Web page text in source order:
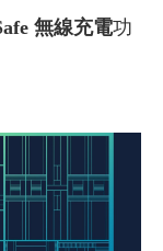
無線充電功